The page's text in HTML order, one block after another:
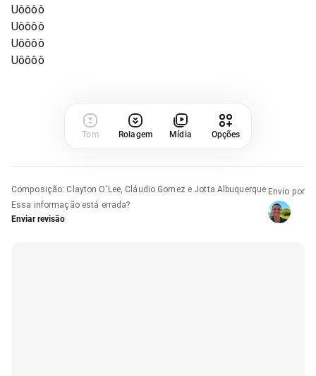
Uôôôô
Uôôôô
Uôôôô
Uôôôô
Tom Rolagem Mídia Opções
Composição: Clayton O'Lee, Cláudio Gomez e Jotta Albuquerque
Essa informação está errada?
Enviar revisão
Envio por